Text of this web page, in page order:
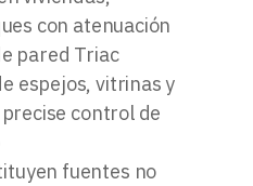
con atenuación
pared Triac
espejos, vitrinas y
control de
fuentes no